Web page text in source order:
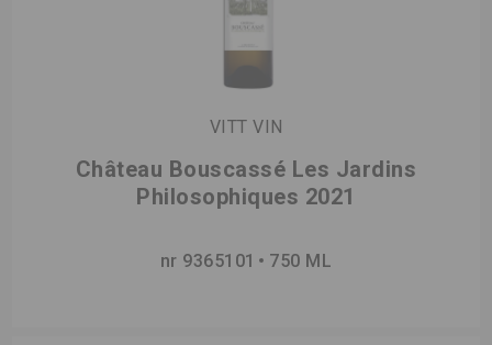
VITT VIN
Château Bouscassé Les Jardins
Philosophiques 2021
nr 9365101 750 ML